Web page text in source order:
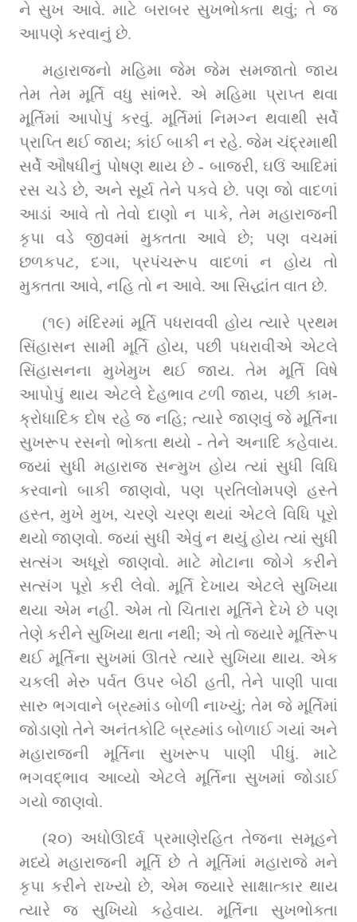
ને સુખ આવે. માટે બરાબર સુખભોક્તા થવું; તે જ
આપણે કરવાનું છે.
મહારાજનો મહિમા જેમ જેમ સમજાતો જાય
તેમ તેમ મૂર્તિ વધુ સાંભરે. એ મહિમા પ્રાપ્ત થવા
મૂર્તિમાં આપોપું કરવું. મૂર્તિમાં નિમગ્ન થવાથી સર્વે
પ્રાપ્તિ થઈ જાય; કાંઈ બાકી ન રહે. જેમ ચંદ્રમાથી
સર્વે ઔષધીનું પોષણ થાય છે - બાજરી, ઘઉં આદિમાં
રસ ચડે છે, અને સૂર્ય તેને પકવે છે. પણ જો વાદળાં
આડાં આવે તો તેવો દાણો ન પાકે, તેમ મહારાજની
કૃપા વડે જીવમાં મુક્તતા આવે છે; પણ વચમાં
છળકપટ, દગા, પ્રપંચરૂપ વાદળાં ન હોય તો
મુક્તતા આવે, નહિ તો ન આવે. આ સિદ્ધાંત વાત છે.
(૧૯) મંદિરમાં મૂર્તિ પધરાવવી હોય ત્યારે પ્રથમ
સિંહાસન સામી મૂર્તિ હોય, પછી પધરાવીએ એટલે
સિંહાસનના મુખેમુખ થઈ જાય. તેમ મૂર્તિ વિષે
આપોપું થાય એટલે દેહભાવ ટળી જાય, પછી કામ-
ક્રોધાદિક દોષ રહે જ નહિ; ત્યારે જાણવું જે મૂર્તિના
સુખરૂપ રસનો ભોક્તા થયો - તેને અનાદિ કહેવાય.
જ્યાં સુધી મહારાજ સન્મુખ હોય ત્યાં સુધી વિધિ
કરવાનો બાકી જાણવો, પણ પ્રતિલોમપણે હસ્તે
હસ્ત, મુખે મુખ, ચરણે ચરણ થયાં એટલે વિધિ પૂરો
થયો જાણવો. જ્યાં સુધી એવું ન થયું હોય ત્યાં સુધી
સત્સંગ અધૂરો જાણવો. માટે મોટાના જોગે કરીને
સત્સંગ પૂરો કરી લેવો. મૂર્તિ દેખાય એટલે સુખિયા
થયા એમ નહીં. એમ તો ચિતારા મૂર્તિને દેખે છે પણ
તેણે કરીને સુખિયા થતા નથી; એ તો જ્યારે મૂર્તિરૂપ
થઈ મૂર્તિના સુખમાં ઊતરે ત્યારે સુખિયા થાય. એક
ચકલી મેરુ પર્વત ઉપર બેઠી હતી, તેને પાણી પાવા
સારુ ભગવાને બ્રહ્માંડ બોળી નાખ્યું; તેમ જે મૂર્તિમાં
જોડાણો તેને અનંતકોટિ બ્રહ્માંડ બોળાઈ ગયાં અને
મહારાજની મૂર્તિના સુખરૂપ પાણી પીધું. માટે
ભગવદ્ભાવ આવ્યો એટલે મૂર્તિના સુખમાં જોડાઈ
ગયો જાણવો.
(૨૦) અધોઊર્ધ્વ પ્રમાણેરહિત તેજના સમૂહને
મધ્યે મહારાજની મૂર્તિ છે તે મૂર્તિમાં મહારાજે મને
કૃપા કરીને રાખ્યો છે, એમ જ્યારે સાક્ષાત્કાર થાય
ત્યારે જ સુખિયો કહેવાય. મૂર્તિના સુખભોક્તા